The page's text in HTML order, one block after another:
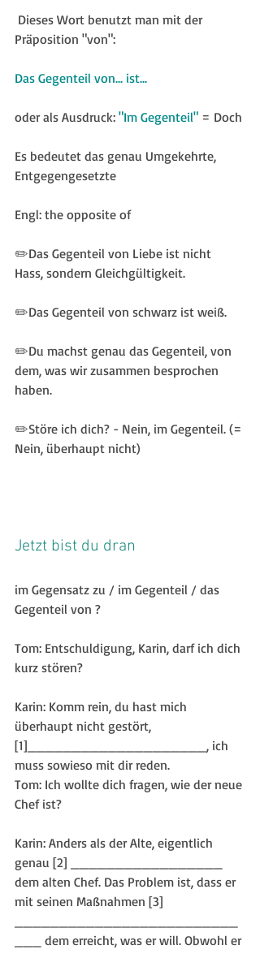
Präposition "von":
Das Gegenteil von... ist...
oder als Ausdruck: "Im Gegenteil" = Doch
Es bedeutet das genau Umgekehrte,
Entgegengesetzte
Engl: the opposite of
✏️Das Gegenteil von Liebe ist nicht
Hass, sondern Gleichgültigkeit.
✏️Das Gegenteil von schwarz ist weiß.
✏️Du machst genau das Gegenteil, von
dem, was wir zusammen besprochen
haben.
✏️Störe ich dich? - Nein, im Gegenteil. (=
Nein, überhaupt nicht)
Jetzt bist du dran
im Gegensatz zu / im Gegenteil / das
Gegenteil von ?
Tom: Entschuldigung, Karin, darf ich dich
kurz stören?
Karin: Komm rein, du hast mich
überhaupt nicht gestört,
[1]____________________, ich
muss sowieso mit dir reden.
Tom: Ich wollte dich fragen, wie der neue
Chef ist?
Karin: Anders als der Alte, eigentlich
genau [2] _________________
dem alten Chef. Das Problem ist, dass er
mit seinen Maßnahmen [3]
___ dem erreicht, was er will. Obwohl er